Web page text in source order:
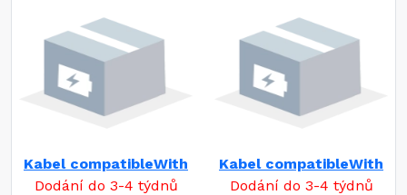
Kabel compatibleWith
Dodání do 3-4 týdnů
Kabel compatibleWith
Dodání do 3-4 týdnů